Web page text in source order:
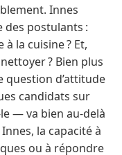
Innes
des postulants :
la cuisine ? Et,
? Bien plus
question d’attitude
candidats sur
— va bien au-delà
la capacité à
ou à répondre